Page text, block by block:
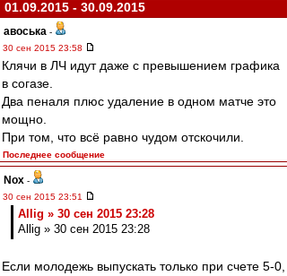
01.09.2015 - 30.09.2015
авоська -
30 сен 2015 23:58
Клячи в ЛЧ идут даже с превышением графика
в согазе.
Два пеналя плюс удаление в одном матче это
мощно.
При том, что всё равно чудом отскочили.
Последнее сообщение
Nox -
30 сен 2015 23:51
Allig » 30 сен 2015 23:28
Allig » 30 сен 2015 23:28
Если молодежь выпускать только при счете 5-0,